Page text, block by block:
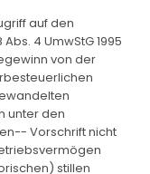
auf den
4 UmwStG 1995
von der
unter den
Vorschrift nicht
stillen